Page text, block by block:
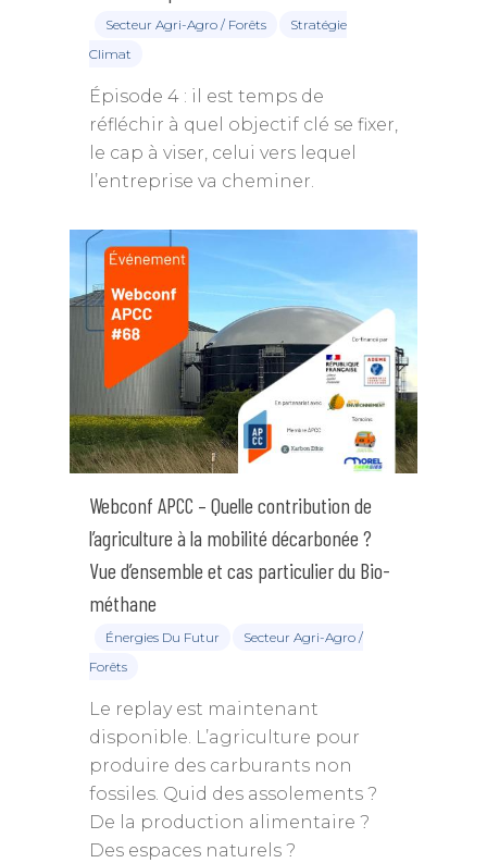
Secteur Agri-Agro / Forêts
Stratégie
Climat
Épisode 4 : il est temps de
réfléchir à quel objectif clé se fixer,
le cap à viser, celui vers lequel
l’entreprise va cheminer.
Webconf APCC – Quelle contribution de
l’agriculture à la mobilité décarbonée ?
Vue d’ensemble et cas particulier du Bio-
méthane
Énergies Du Futur
Secteur Agri-Agro /
Forêts
Le replay est maintenant
disponible. L’agriculture pour
produire des carburants non
fossiles. Quid des assolements ?
De la production alimentaire ?
Des espaces naturels ?